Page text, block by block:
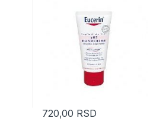
720,00 RSD